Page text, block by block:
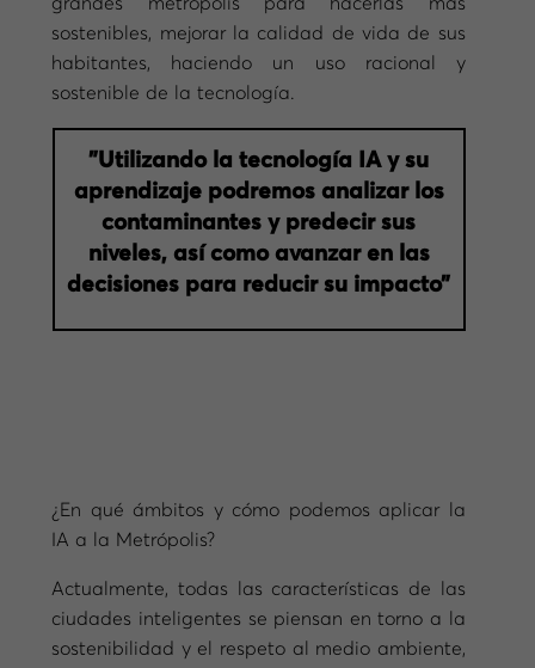
sostenibles, mejorar la calidad de vida de sus
habitantes, haciendo un uso racional y
sostenible de la tecnología.
”Utilizando la tecnología IA y su
aprendizaje podremos analizar los
contaminantes y predecir sus
niveles, así como avanzar en las
decisiones para reducir su impacto”
¿En qué ámbitos y cómo podemos aplicar la
IA a la Metrópolis?
Actualmente, todas las características de las
ciudades inteligentes se piensan en torno a la
sostenibilidad y el respeto al medio ambiente,